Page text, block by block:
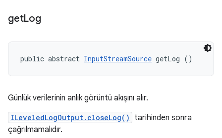
getLog
public abstract InputStreamSource getLog ()
Günlük verilerinin anlık görüntü akışını alır.
ILeveledLogOutput.closeLog()
tarihinden sonra
çağrılmamalıdır.